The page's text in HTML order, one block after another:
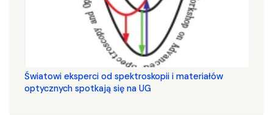
Światowi eksperci od spektroskopii i materiałów
optycznych spotkają się na UG